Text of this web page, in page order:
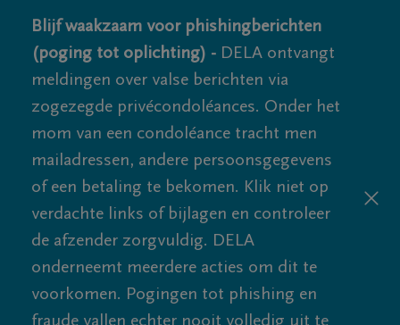
Blijf waakzaam voor phishingberichten
(poging tot oplichting) - DELA ontvangt
meldingen over valse berichten via
zogezegde privécondoléances. Onder het
mom van een condoléance tracht men
mailadressen, andere persoonsgegevens
of een betaling te bekomen. Klik niet op
verdachte links of bijlagen en controleer
de afzender zorgvuldig. DELA
onderneemt meerdere acties om dit te
voorkomen. Pogingen tot phishing en
fraude vallen echter nooit volledig uit te